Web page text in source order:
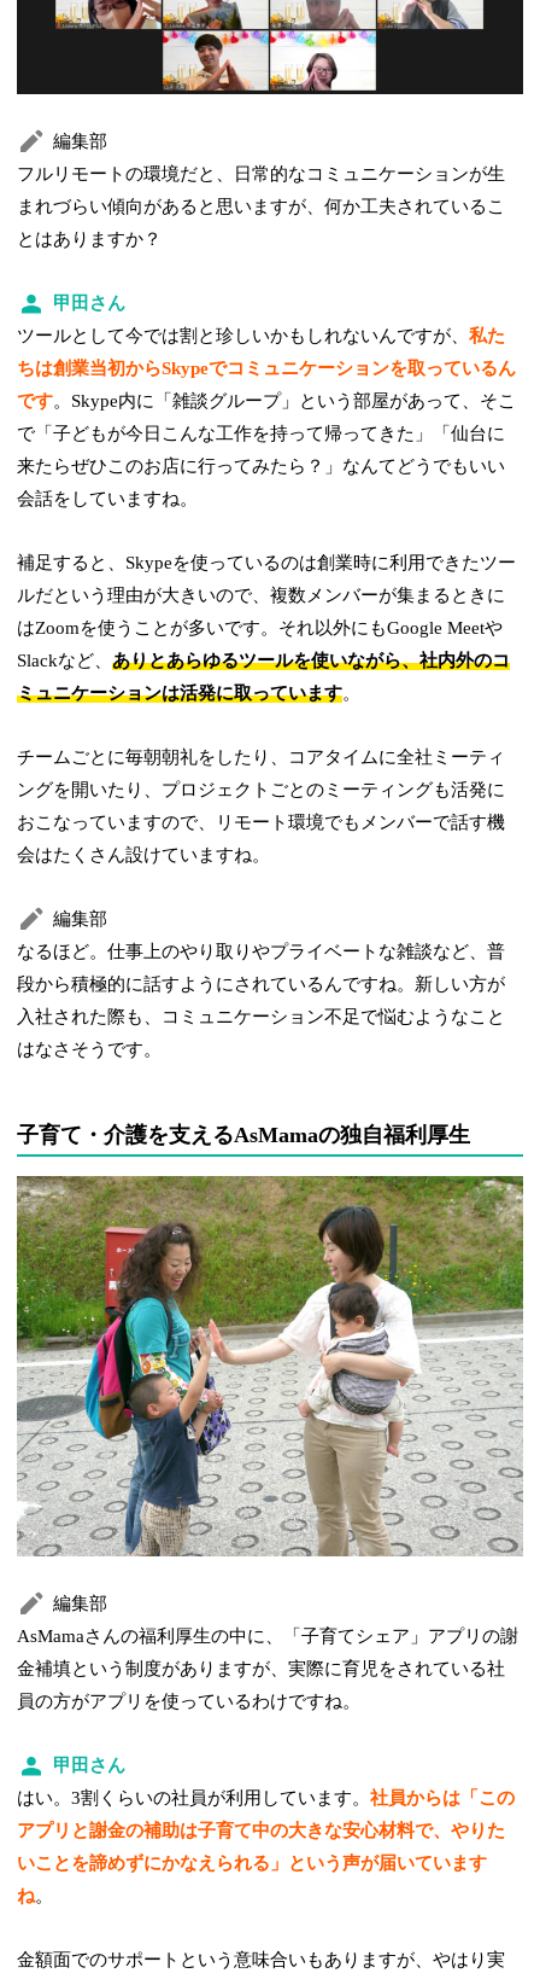
編集部
フルリモートの環境だと、日常的なコミュニケーションが生
まれづらい傾向があると思いますが、何か工夫されているこ
とはありますか？
甲田さん
ツールとして今では割と珍しいかもしれないんですが、私た
ちは創業当初からSkypeでコミュニケーションを取っているん
です。Skype内に「雑談グループ」という部屋があって、そこ
で「子どもが今日こんな工作を持って帰ってきた」「仙台に
来たらぜひこのお店に行ってみたら？」なんてどうでもいい
会話をしていますね。
補足すると、Skypeを使っているのは創業時に利用できたツー
ルだという理由が大きいので、複数メンバーが集まるときに
はZoomを使うことが多いです。それ以外にもGoogle Meetや
Slackなど、ありとあらゆるツールを使いながら、社内外のコ
ミュニケーションは活発に取っています。
チームごとに毎朝朝礼をしたり、コアタイムに全社ミーティ
ングを開いたり、プロジェクトごとのミーティングも活発に
おこなっていますので、リモート環境でもメンバーで話す機
会はたくさん設けていますね。
編集部
なるほど。仕事上のやり取りやプライベートな雑談など、普
段から積極的に話すようにされているんですね。新しい方が
入社された際も、コミュニケーション不足で悩むようなこと
はなさそうです。
子育て・介護を支えるAsMamaの独自福利厚生
編集部
AsMamaさんの福利厚生の中に、「子育てシェア」アプリの謝
金補填という制度がありますが、実際に育児をされている社
員の方がアプリを使っているわけですね。
甲田さん
はい。3割くらいの社員が利用しています。社員からは「この
アプリと謝金の補助は子育て中の大きな安心材料で、やりた
いことを諦めずにかなえられる」という声が届いています
ね。
金額面でのサポートという意味合いもありますが、やはり実